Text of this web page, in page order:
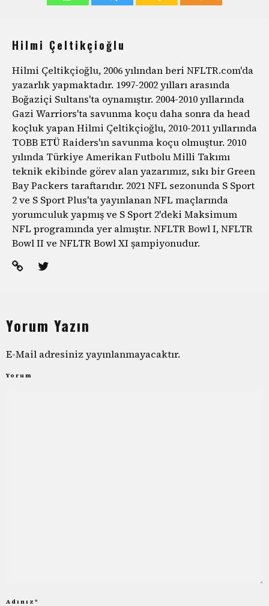
Hilmi Çeltikçioğlu
Hilmi Çeltikçioğlu, 2006 yılından beri NFLTR.com'da
yazarlık yapmaktadır. 1997-2002 yılları arasında
Boğaziçi Sultans'ta oynamıştır. 2004-2010 yıllarında
Gazi Warriors'ta savunma koçu daha sonra da head
koçluk yapan Hilmi Çeltikçioğlu, 2010-2011 yıllarında
TOBB ETÜ Raiders'ın savunma koçu olmuştur. 2010
yılında Türkiye Amerikan Futbolu Milli Takımı
teknik ekibinde görev alan yazarımız, sıkı bir Green
Bay Packers taraftarıdır. 2021 NFL sezonunda S Sport
2 ve S Sport Plus'ta yayınlanan NFL maçlarında
yorumculuk yapmış ve S Sport 2'deki Maksimum
NFL programında yer almıştır. NFLTR Bowl I, NFLTR
Bowl II ve NFLTR Bowl XI şampiyonudur.
Yorum Yazın
E-Mail adresiniz yayınlanmayacaktır.
Yorum
Adınız *